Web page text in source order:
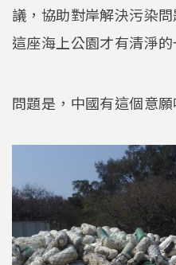
議，協助對岸解決污染
這座海上公園才有清淨的
問題是，中國有這個意願